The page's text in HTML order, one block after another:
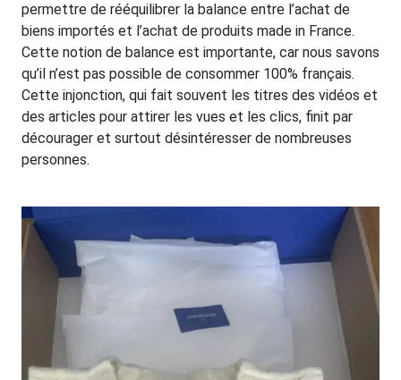
permettre de rééquilibrer la balance entre l’achat de
biens importés et l’achat de produits made in France.
Cette notion de balance est importante, car nous savons
qu’il n’est pas possible de consommer 100% français.
Cette injonction, qui fait souvent les titres des vidéos et
des articles pour attirer les vues et les clics, finit par
décourager et surtout désintéresser de nombreuses
personnes.